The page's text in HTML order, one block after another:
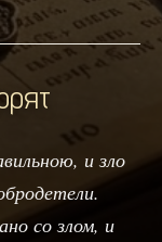
и зло
со злом, и